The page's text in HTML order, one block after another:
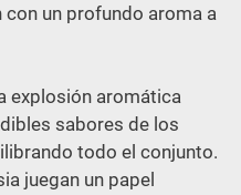
con un profundo aroma a
explosión aromática
sabores de los
todo el conjunto.
juegan un papel